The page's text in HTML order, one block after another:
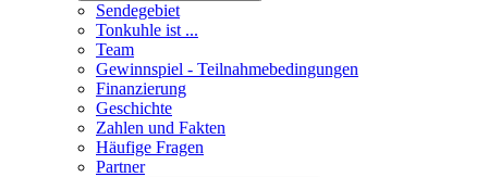
Sendegebiet
Tonkuhle ist ...
Team
Gewinnspiel - Teilnahmebedingungen
Finanzierung
Geschichte
Zahlen und Fakten
Häufige Fragen
Partner